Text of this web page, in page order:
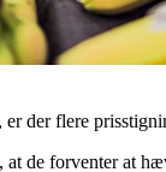
der flere
de forventer at